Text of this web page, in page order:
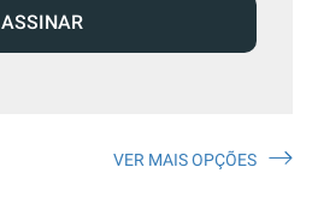
ASSINAR
VER MAIS OPÇÕES